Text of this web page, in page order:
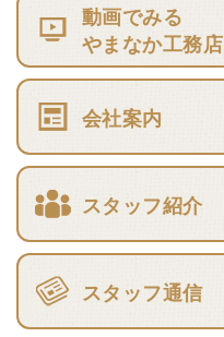
動画でみる
やまなか工務店
会社案内
スタッフ紹介
スタッフ通信